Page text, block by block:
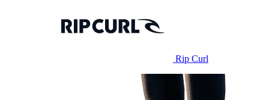
Rip Curl